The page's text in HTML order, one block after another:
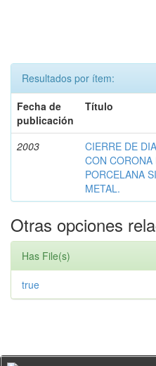
Resultados por ítem:
Fecha de
publicación
Título
2003
CIERRE DE
CON CORONA
PORCELANA
METAL.
Otras opciones
Has File(s)
true